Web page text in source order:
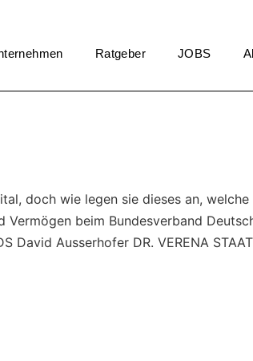
Ratgeber JOBS
doch wie legen sie dieses an,
beim Bundesverband
David Ausserhofer DR. VERENA